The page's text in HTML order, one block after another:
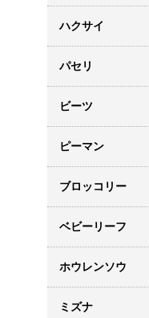
ハクサイ
パセリ
ビーツ
ピーマン
ブロッコリー
ベビーリーフ
ホウレンソウ
ミズナ